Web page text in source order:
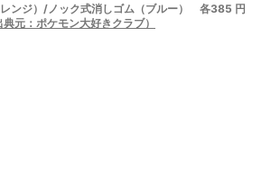
レンジ）/ノック式消しゴム（ブルー） 各385 円
典元：ポケモン大好きクラブ）